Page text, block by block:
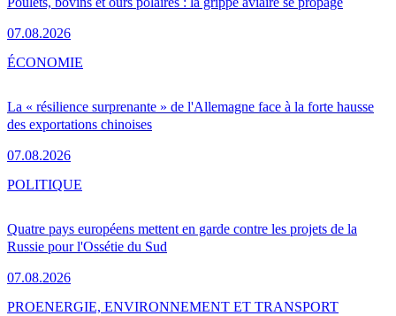
07.08.2026
La « résilience surprenante » de l'Allemagne face à la forte hausse
des exportations chinoises
07.08.2026
ÉCONOMIE
Quatre pays européens mettent en garde contre les projets de la
Russie pour l'Ossétie du Sud
07.08.2026
POLITIQUE
PROENERGIE, ENVIRONNEMENT ET TRANSPORT